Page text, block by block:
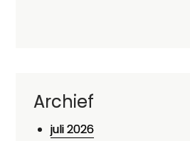
Archief
juli 2026